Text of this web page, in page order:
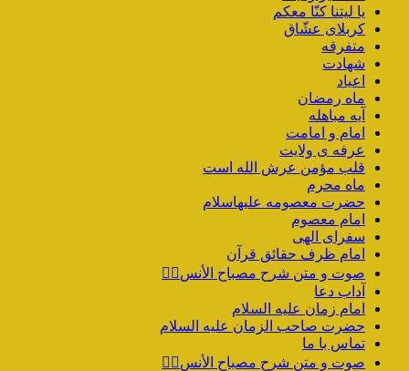
یا لیتنا کنّا معکم
کربلای عشّاق
متفرقه
شهادت
اعیاد
ماه رمضان
آیه مباهله
امام و امامت
عرفه ی ولایت
قلب مؤمن عرش الله است
ماه محرم
حضرت معصومه علیهاسلام
امام معصوم
سفرای الهی
امام ظرف حقائق قرآن
صوت و متن شرح مصباح الأنس۲️⃣
آداب دعا
امام زمان علیه السلام
حضرت صاحب الزمان علیه السلام
تماس با ما
صوت و متن شرح مصباح الأنس۱️⃣